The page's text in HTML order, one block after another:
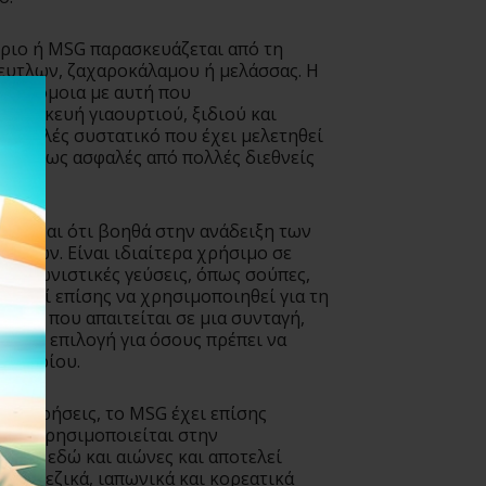
ή MSG παρασκευάζεται από τη
ζαχαροκάλαμου ή μελάσσας. Η
παρόμοια με αυτή που
γιαουρτιού, ξιδιού και
συστατικό που έχει μελετηθεί
ως ασφαλές από πολλές διεθνείς
είναι ότι βοηθά στην ανάδειξη των
Είναι ιδιαίτερα χρήσιμο σε
γεύσεις, όπως σούπες,
επίσης να χρησιμοποιηθεί για τη
που απαιτείται σε μια συνταγή,
επιλογή για όσους πρέπει να
χρήσεις, το MSG έχει επίσης
Χρησιμοποιείται στην
εδώ και αιώνες και αποτελεί
κινεζικά, ιαπωνικά και κορεατικά